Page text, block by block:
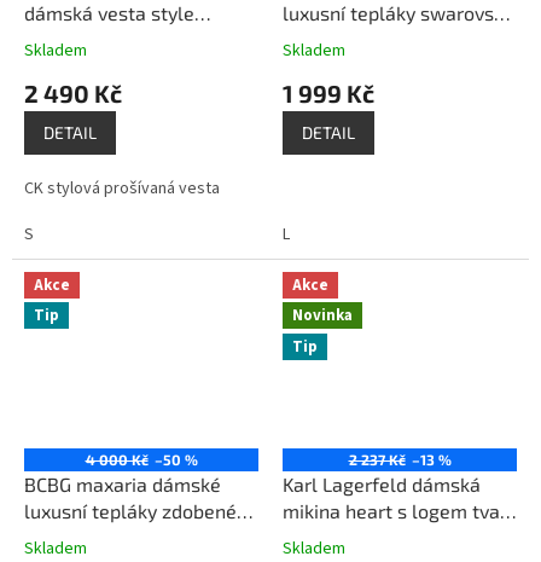
dámská vesta style
PF7V9855 šedá
Skladem
2 490 Kč
DETAIL
CK stylová prošívaná vesta
S
luxusní tepláky swarovski
kamínky černé
Skladem
1 999 Kč
DETAIL
L
Akce
Tip
4 000 Kč –50 %
BCBG maxaria dámské
luxusní tepláky zdobené
kamínky černé
Skladem
Akce
Novinka
Tip
2 237 Kč –13 %
Karl Lagerfeld dámská
mikina heart s logem tvar
srdce bílá
Skladem